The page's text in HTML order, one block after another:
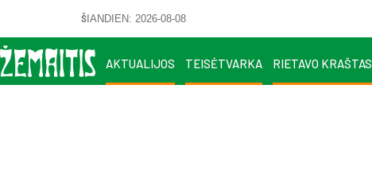
ŠIANDIEN: 2026-08-08
AKTUALIJOS TEISĖTVARKA RIETAVO KRAŠTAS